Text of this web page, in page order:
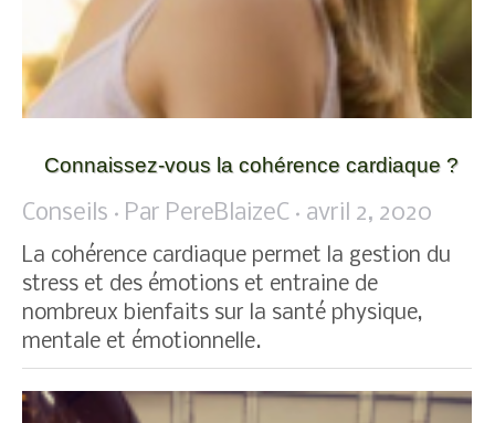
Connaissez-vous la cohérence cardiaque ?
Conseils Par PereBlaizeC avril 2, 2020
La cohérence cardiaque permet la gestion du
stress et des émotions et entraine de
nombreux bienfaits sur la santé physique,
mentale et émotionnelle.